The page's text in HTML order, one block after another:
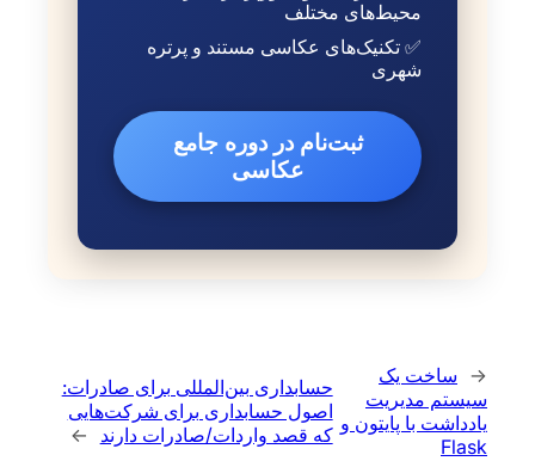
محیط‌های مختلف
✅ تکنیک‌های عکاسی مستند و پرتره
شهری
ثبت‌نام در دوره جامع
عکاسی
← ساخت یک
سیستم مدیریت
یادداشت با پایتون و
Flask
حسابداری بین‌المللی برای صادرات:
اصول حسابداری برای شرکت‌هایی
که قصد واردات/صادرات دارند
→